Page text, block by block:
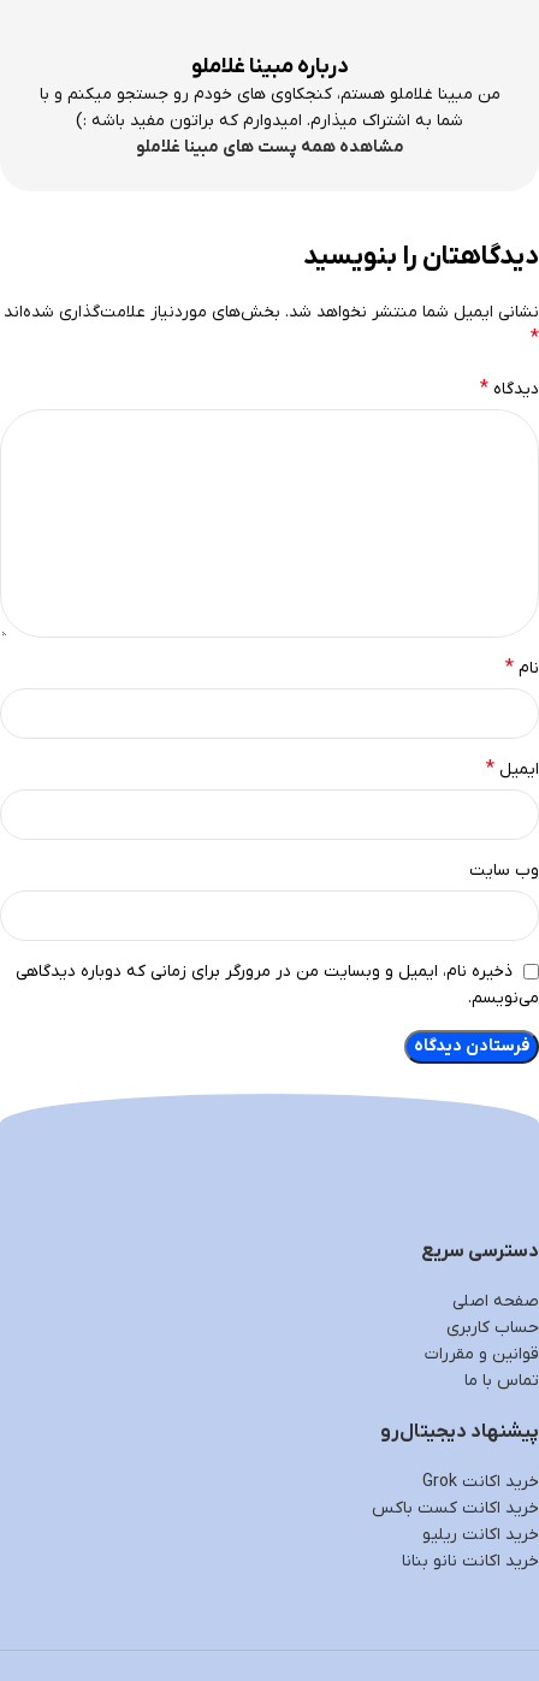
درباره مبینا غلاملو
من مبینا غلاملو هستم، کنجکاوی های خودم رو جستجو میکنم و با
شما به اشتراک میذارم. امیدوارم که براتون مفید باشه :)
مشاهده همه پست های مبینا غلاملو
دیدگاهتان را بنویسید
نشانی ایمیل شما منتشر نخواهد شد. بخش‌های موردنیاز علامت‌گذاری شده‌اند
*
دیدگاه *
نام *
ایمیل *
وب‌ سایت
ذخیره نام، ایمیل و وبسایت من در مرورگر برای زمانی که دوباره دیدگاهی
می‌نویسم.
دسترسی سریع
صفحه اصلی
حساب کاربری
قوانین و مقررات
تماس با ما
پیشنهاد دیجیتال‌رو
خرید اکانت Grok
خرید اکانت کست باکس
خرید اکانت ریلیو
خرید اکانت نانو بنانا